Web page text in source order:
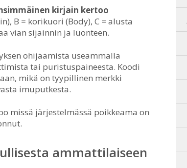
kirjain kertoo
B = korikuori (Body), C = alusta
vian sijainnin ja luonteen.
ohijäämistä useammalla
tai puristuspaineesta. Koodi
mikä on tyypillinen merkki
imuputkesta.
missä järjestelmässä poikkeama on
ammattilaiseen